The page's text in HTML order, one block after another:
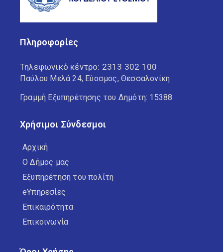
Πληροφορίες
Τηλεφωνικό κέντρο: 2313 302 100
Παύλου Μελά 24, Εύοσμος, Θεσσαλονίκη
Γραμμή Εξυπηρέτησης του Δημότη: 15388
Χρήσιμοι Σύνδεσμοι
Αρχική
Ο Δήμος μας
Εξυπηρέτηση του πολίτη
eΥπηρεσίες
Επικαιρότητα
Επικοινωνία